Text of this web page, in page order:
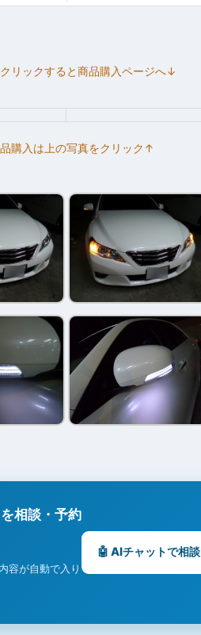
リックすると商品購入ページへ↓
購入は上の写真をクリック↑
相談・予約
容が自動で入り
🤖 AIチャットで相談